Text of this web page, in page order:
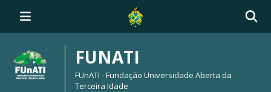
FUNATI
FUnATI - Fundação Universidade Aberta da
Terceira Idade